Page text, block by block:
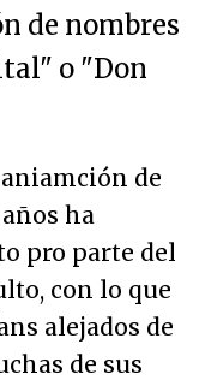
de nombres
o "Don
de
ha
pro parte del
con lo que
alejados de
de sus